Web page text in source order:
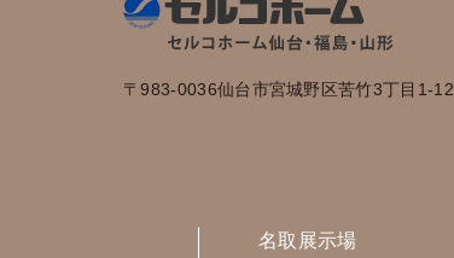
〒983-0036仙台市宮城野区苦竹3丁目1-12
名取展示場